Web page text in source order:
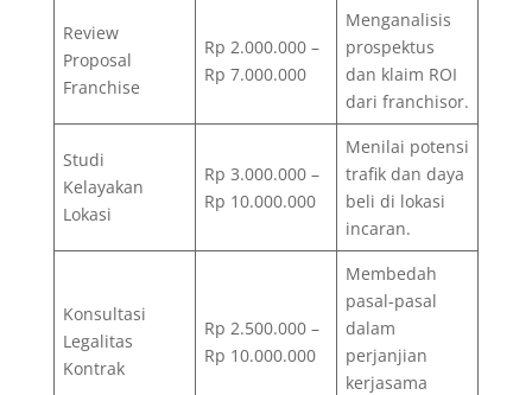
Review
Proposal
Franchise
Rp 2.000.000 –
Rp 7.000.000
Menganalisis
prospektus
dan klaim ROI
dari franchisor.
Studi
Kelayakan
Lokasi
Rp 3.000.000 –
Rp 10.000.000
Menilai potensi
trafik dan daya
beli di lokasi
incaran.
Konsultasi
Legalitas
Kontrak
Rp 2.500.000 –
Rp 10.000.000
Membedah
pasal-pasal
dalam
perjanjian
kerjasama